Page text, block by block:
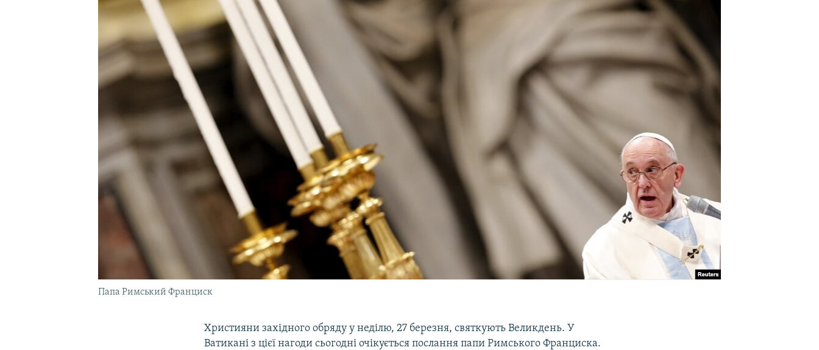
УКРАЇНСЬКА ПРОБЛЕМА КРИМУ
Папа Римський Франциск
Християни західного обряду у неділю, 27 березня, святкують Великдень. У
Ватикані з цієї нагоди сьогодні очікується послання папи Римського Франциска.